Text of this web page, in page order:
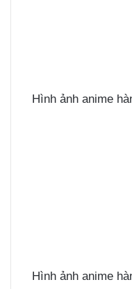
Hình ảnh anime
Hình ảnh anime